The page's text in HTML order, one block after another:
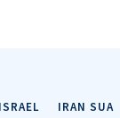
IRAN SUA